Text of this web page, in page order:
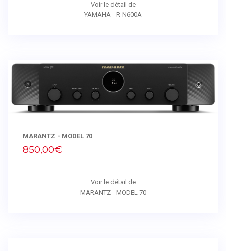
Voir le détail de
YAMAHA - R-N600A
MARANTZ - MODEL 70
850,00€
Voir le détail de
MARANTZ - MODEL 70